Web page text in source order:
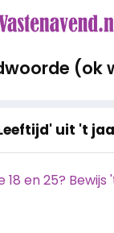
(ok
uit 't
18 en 25? Bewijs